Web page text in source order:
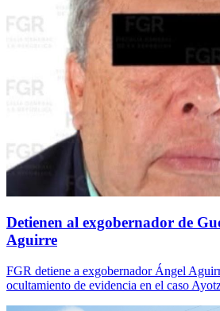
Detienen al exgobernador de
Aguirre
FGR detiene a exgobernador Ángel
ocultamiento de evidencia en el caso